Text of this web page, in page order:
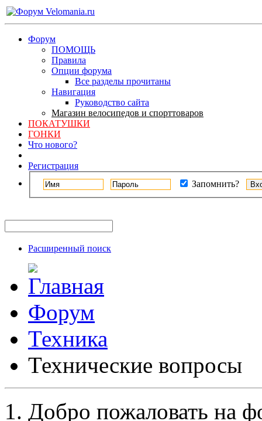
Форум
ПОМОЩЬ
Правила
Опции форума
Все разделы прочитаны
Навигация
Руководство сайта
Магазин велосипедов и спорттоваров
ПОКАТУШКИ
ГОНКИ
Что нового?
Регистрация
Запомнить?
Расширенный поиск
Форум
Техника
Технические вопросы
Добро пожаловать на